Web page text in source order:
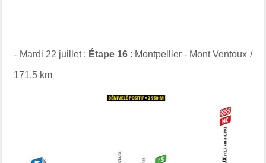
- Mardi 22 juillet : Étape 16 : Montpellier - Mont Ventoux /
171,5 km